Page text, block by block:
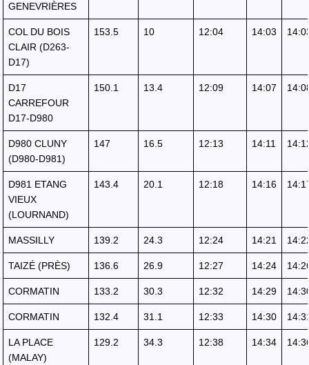
GENEVRIÈRES
COL DU BOIS
CLAIR (D263-
D17)
153.5 10 12:04 14:03
D17
CARREFOUR
D17-D980
150.1 13.4 12:09 14:07
D980 CLUNY
(D980-D981)
147 16.5 12:13 14:11
D981 ETANG
VIEUX
(LOURNAND)
143.4 20.1 12:18 14:16
MASSILLY 139.2 24.3 12:24 14:21
TAIZÉ (PRÈS) 136.6 26.9 12:27 14:24
CORMATIN 133.2 30.3 12:32 14:29
CORMATIN 132.4 31.1 12:33 14:30
LA PLACE
(MALAY)
129.2 34.3 12:38 14:34